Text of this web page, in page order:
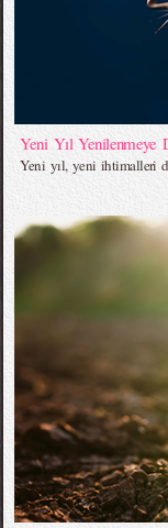
Yeni Yıl Yenilenmeye
Yeni yıl, yeni ihtimalleri